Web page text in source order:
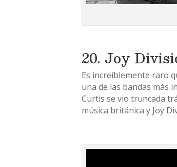
20. Joy
Es increíblemente raro
una de las bandas más
Curtis se vio truncada
música británica y Joy